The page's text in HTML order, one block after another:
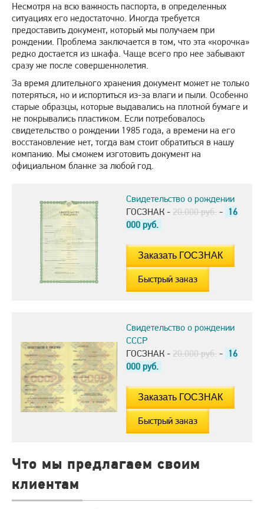
Несмотря на всю важность паспорта, в определенных
ситуациях его недостаточно. Иногда требуется
предоставить документ, который мы получаем при
рождении. Проблема заключается в том, что эта «корочка»
редко достается из шкафа. Чаще всего про нее забывают
сразу же после совершеннолетия.
За время длительного хранения документ может не только
потеряться, но и испортиться из-за влаги и пыли. Особенно
старые образцы, которые выдавались на плотной бумаге и
не покрывались пластиком. Если потребовалось
свидетельство о рождении 1985 года, а времени на его
восстановление нет, тогда вам стоит обратиться в нашу
компанию. Мы сможем изготовить документ на
официальном бланке за любой год.
Свидетельство о рождении
ГОСЗНАК - 20.000 руб. - 16
000 руб.
Быстрый заказ
Свидетельство о рождении
СССР
ГОСЗНАК - 20.000 руб. - 16
000 руб.
Быстрый заказ
Что мы предлагаем своим
клиентам